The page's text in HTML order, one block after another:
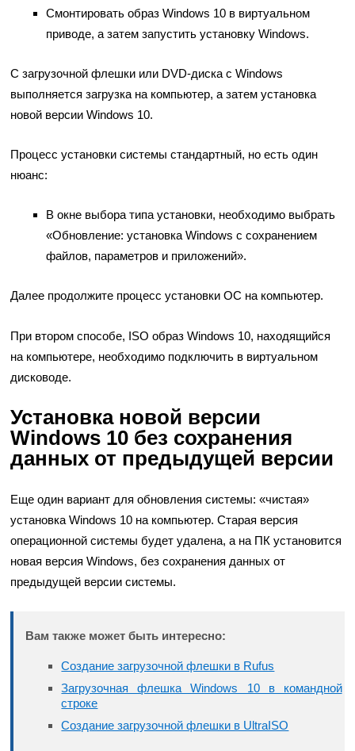
Смонтировать образ Windows 10 в виртуальном
приводе, а затем запустить установку Windows.
С загрузочной флешки или DVD-диска с Windows
выполняется загрузка на компьютер, а затем установка
новой версии Windows 10.
Процесс установки системы стандартный, но есть один
нюанс:
В окне выбора типа установки, необходимо выбрать
«Обновление: установка Windows с сохранением
файлов, параметров и приложений».
Далее продолжите процесс установки ОС на компьютер.
При втором способе, ISO образ Windows 10, находящийся
на компьютере, необходимо подключить в виртуальном
дисководе.
Установка новой версии
Windows 10 без сохранения
данных от предыдущей версии
Еще один вариант для обновления системы: «чистая»
установка Windows 10 на компьютер. Старая версия
операционной системы будет удалена, а на ПК установится
новая версия Windows, без сохранения данных от
предыдущей версии системы.
Вам также может быть интересно:
Создание загрузочной флешки в Rufus
Загрузочная флешка Windows 10 в командной
строке
Создание загрузочной флешки в UltraISO